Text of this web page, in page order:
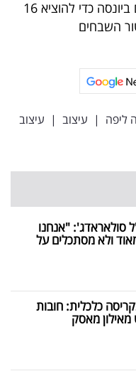
אוליבייה רוסטיינג, שיתף פעולה עם ביונסה כדי להוציא 16
השבחים
ליפה | עיצוב | עיצוב
סולאראדג': "אנחנו
ולא מסתכלים על
כלכלית: חובות
מאסק